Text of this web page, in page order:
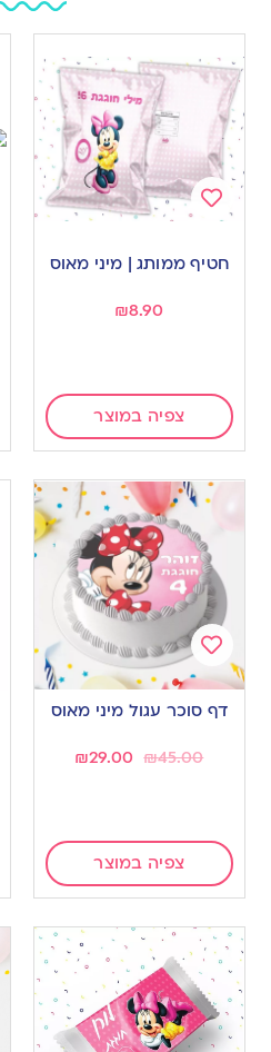
to
wishlist
חטיף ממותג | מיני מאוס
₪8.90
צפיה במוצר
Add
to
wishlist
דף סוכר עגול מיני מאוס
₪45.00
₪29.00
צפיה במוצר